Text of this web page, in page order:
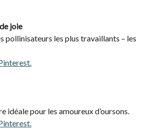
joie
pollinisateurs les plus travaillants – les
idéale pour les amoureux d’oursons.